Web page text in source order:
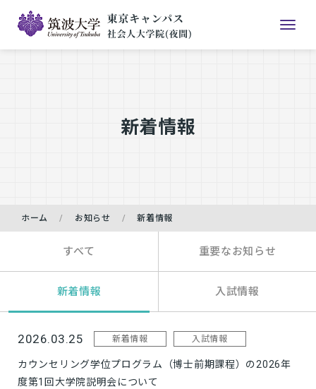
新着情報
ホーム お知らせ 新着情報
すべて 重要なお知らせ
新着情報 入試情報
2026.03.25 新着情報 入試情報
カウンセリング学位プログラム（博士前期課程）の2026年
度第1回大学院説明会について